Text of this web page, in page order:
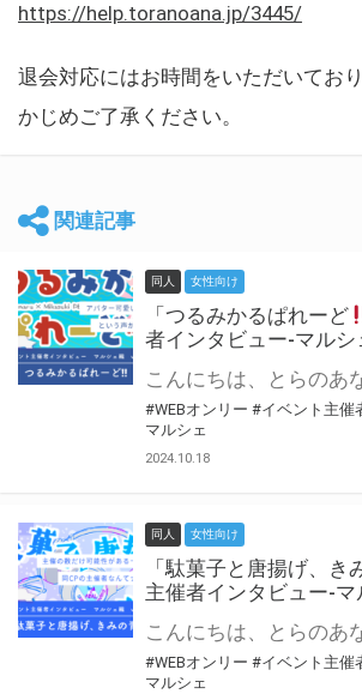
https://help.toranoana.jp/3445/
退会対応にはお時間をいただいてお
かじめご了承ください。
関連記事
同人 女性向け
「つるみかるぱれーど
者インタビュー-マルシ
#WEBオンリー #イベント主催
マルシェ
2024.10.18
同人 女性向け
「駄菓子と唐揚げ、き
主催者インタビュー-
#WEBオンリー #イベント主催
マルシェ